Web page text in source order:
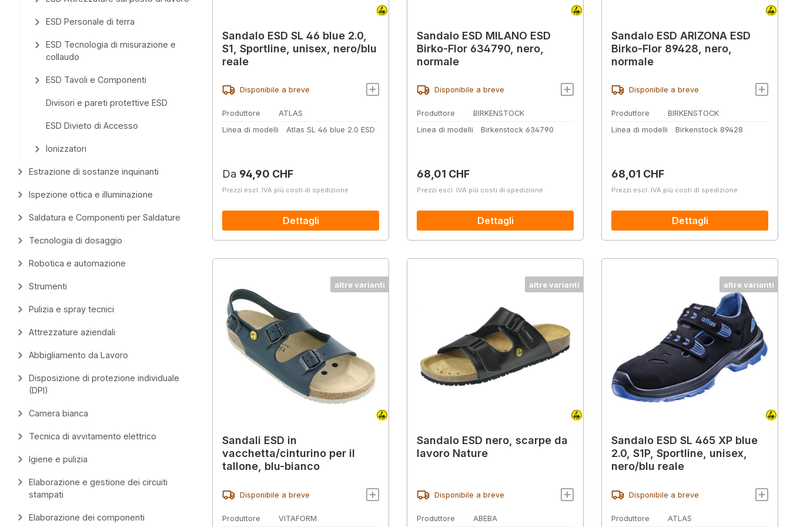
ESD Personale di terra
ESD Tecnologia di misurazione e
collaudo
ESD Tavoli e Componenti
Divisori e pareti protettive ESD
ESD Divieto di Accesso
Ionizzatori
Estrazione di sostanze inquinanti
Ispezione ottica e illuminazione
Saldatura e Componenti per Saldature
Tecnologia di dosaggio
Robotica e automazione
Strumenti
Pulizia e spray tecnici
Attrezzature aziendali
Abbigliamento da Lavoro
Disposizione di protezione individuale
(DPI)
Camera bianca
Tecnica di avvitamento elettrico
Igiene e pulizia
Elaborazione e gestione dei circuiti
stampati
Elaborazione dei componenti
Sandalo ESD SL 46 blue 2.0,
S1, Sportline, unisex, nero/blu
reale
Disponibile a breve
Produttore
ATLAS
Linea di modelli
Atlas SL 46 blue 2.0 ESD
Prezzo normale:
Da 94,90 CHF
Prezzi escl. IVA più costi di spedizione
Dettagli
Sandalo ESD MILANO ESD
Birko-Flor 634790, nero,
normale
Disponibile a breve
Produttore
BIRKENSTOCK
Linea di modelli
Birkenstock 634790
Prezzo normale:
68,01 CHF
Prezzi escl. IVA più costi di spedizione
Dettagli
Sandalo ESD ARIZONA ESD
Birko-Flor 89428, nero,
normale
Disponibile a breve
Produttore
BIRKENSTOCK
Linea di modelli
Birkenstock 89428
Prezzo normale:
68,01 CHF
Prezzi escl. IVA più costi di spedizione
Dettagli
altre varianti
Sandali ESD in
vacchetta/cinturino per il
tallone, blu-bianco
Disponibile a breve
Produttore VITAFORM
altre varianti
Sandalo ESD nero, scarpe da
lavoro Nature
Disponibile a breve
Produttore ABEBA
altre varianti
Sandalo ESD SL 465 XP blue
2.0, S1P, Sportline, unisex,
nero/blu reale
Disponibile a breve
Produttore ATLAS